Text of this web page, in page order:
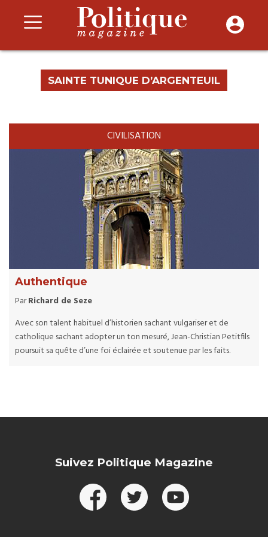
SAINTE TUNIQUE D’ARGENTEUIL
CIVILISATION
Authentique
ParRichard de Seze
Avec son talent habituel d’historien sachant vulgariser et de
catholique sachant adopter un ton mesuré, Jean-Christian Petitfils
poursuit sa quête d’une foi éclairée et soutenue par les faits.
Suivez Politique Magazine